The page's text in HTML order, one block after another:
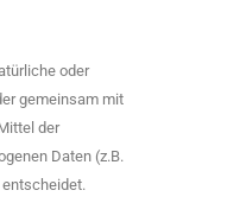
oder
gemeinsam mit
der
Daten (z.B.
entscheidet.